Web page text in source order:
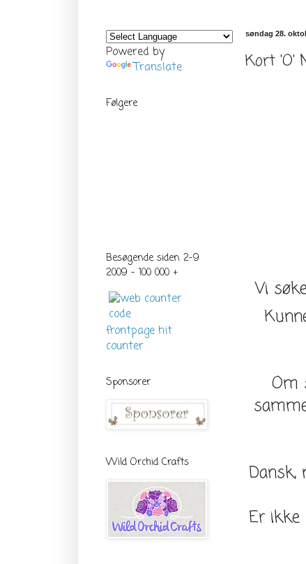
søndag 28.
Kort 'O'
Vi
Om
Dansk,
Er ikke
Powered by
Translate
Følgere
Besøgende siden 2-9
2009 - 100 000 +
frontpage hit
counter
Sponsorer
Wild Orchid Crafts